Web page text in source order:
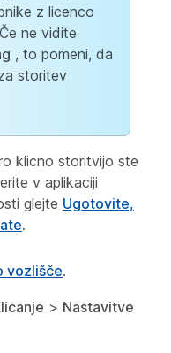
z licenco
ne vidite
, to pomeni, da
storitev
klicno storitvijo ste
v aplikaciji
glejte Ugotovite,
.
vozlišče.
> Nastavitve